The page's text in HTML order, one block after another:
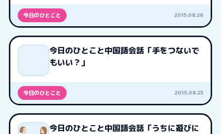
今日のひとこと 2015.08.26
今日のひとこと中国語会話「手をつないで
もいい？」
今日のひとこと 2015.08.25
今日のひとこと中国語会話「うちに遊びに